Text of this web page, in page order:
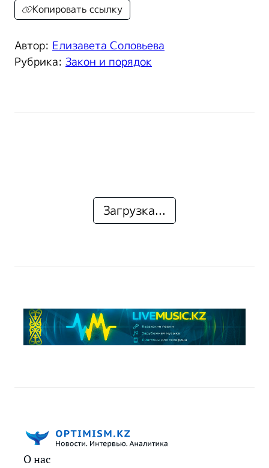
Автор: Елизавета Соловьева
Рубрика: Закон и порядок
Копировать ссылку
Загрузка...
О нас